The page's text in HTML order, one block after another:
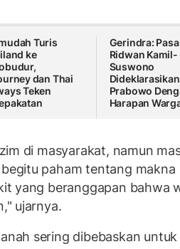
Turis
ke
dan Thai
Teken
Gerindra:
Ridwan Kamil-
Suswono
Prabowo
Harapan
di masyarakat, namun
paham tentang makna
yang beranggapan bahwa
ujarnya.
sering dibebaskan untuk